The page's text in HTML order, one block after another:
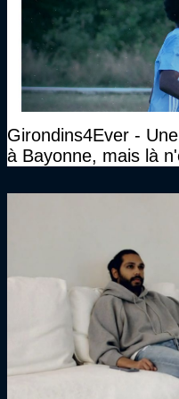
Girondins4Ever -
à Bayonne, mais là